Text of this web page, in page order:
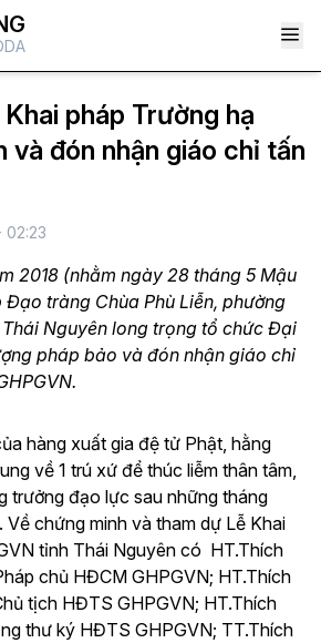
pháp Trường hạ
và đón nhận giáo chỉ tấn
02:23
2018 (nhằm ngày 28 tháng 5 Mậu
tràng Chùa Phù Liễn, phường
Nguyên long trọng tổ chức Đại
pháp bảo và đón nhận giáo chỉ
hàng xuất gia đệ tử Phật, hằng
về 1 trú xứ để thúc liễm thân tâm,
trưởng đạo lực sau những tháng
chứng minh và tham dự Lễ Khai
tỉnh Thái Nguyên có HT.Thích
chủ HĐCM GHPGVN; HT.Thích
tịch HĐTS GHPGVN; HT.Thích
thư ký HĐTS GHPGVN; TT.Thích